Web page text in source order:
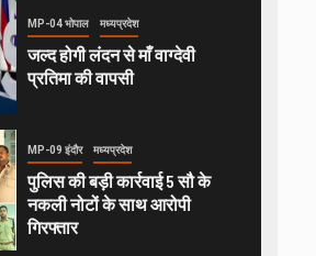
MP-04 भोपाल मध्यप्रदेश
जल्द होगी लंदन से माँ वाग्देवी
प्रतिमा की वापसी
MP-09 इंदौर मध्यप्रदेश
पुलिस की बड़ी कार्रवाई 5 सौ के
नकली नोटों के साथ आरोपी
गिरफ्तार